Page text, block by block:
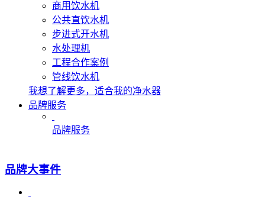
商用饮水机
公共直饮水机
步进式开水机
水处理机
工程合作案例
管线饮水机
我想了解更多，适合我的净水器
品牌服务
品牌服务
品牌大事件